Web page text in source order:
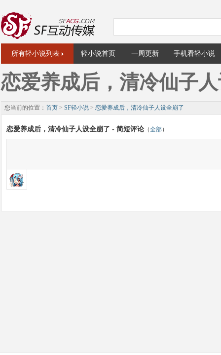
所有轻小说列表 轻小说首页 一周更新 手机看轻小说
恋爱养成后，清冷仙子
您当前的位置： 首页 > SF轻小说 > 恋爱养成后，清冷仙子人设全崩了
恋爱养成后，清冷仙子人设全崩了 - 简短评论 （全部）